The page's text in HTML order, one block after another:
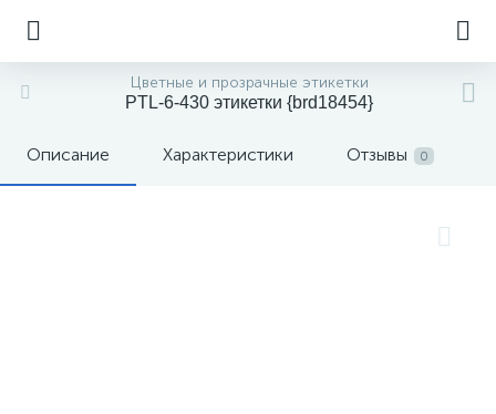
Цветные и прозрачные этикетки
PTL-6-430 этикетки {brd18454}
Описание Характеристики Отзывы 0